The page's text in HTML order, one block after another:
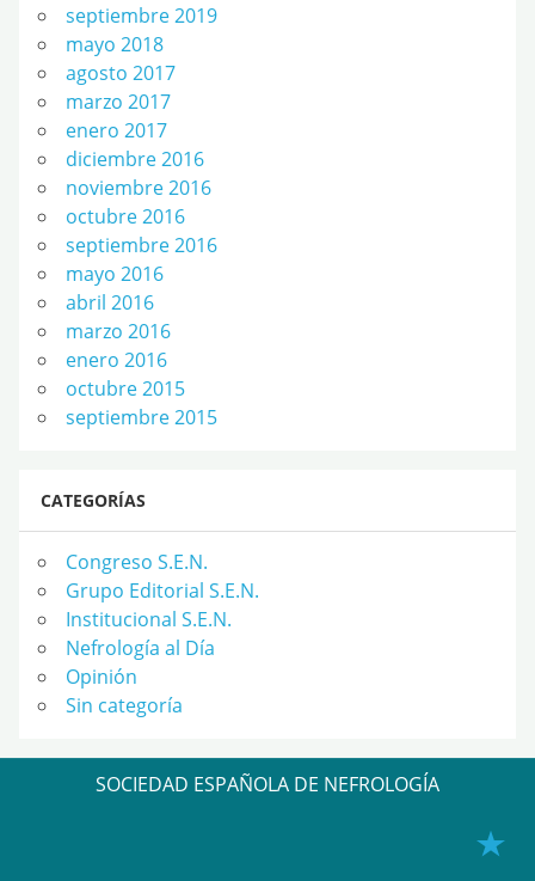
septiembre 2019
mayo 2018
agosto 2017
marzo 2017
enero 2017
diciembre 2016
noviembre 2016
octubre 2016
septiembre 2016
mayo 2016
abril 2016
marzo 2016
enero 2016
octubre 2015
septiembre 2015
CATEGORÍAS
Congreso S.E.N.
Grupo Editorial S.E.N.
Institucional S.E.N.
Nefrología al Día
Opinión
Sin categoría
SOCIEDAD ESPAÑOLA DE NEFROLOGÍA